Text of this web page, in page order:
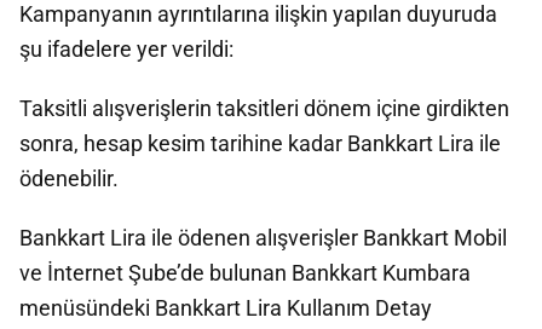
Kampanyanın ayrıntılarına ilişkin yapılan duyuruda
şu ifadelere yer verildi:
Taksitli alışverişlerin taksitleri dönem içine girdikten
sonra, hesap kesim tarihine kadar Bankkart Lira ile
ödenebilir.
Bankkart Lira ile ödenen alışverişler Bankkart Mobil
ve İnternet Şube’de bulunan Bankkart Kumbara
menüsündeki Bankkart Lira Kullanım Detay